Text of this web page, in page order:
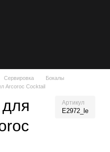
Сервировка
Бокалы
Arcoroc Cocktail
Артикул
E2972_le